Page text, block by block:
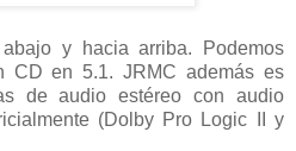
y hacia arriba. Podemos
CD en 5.1. JRMC además es
de audio estéreo con audio
(Dolby Pro Logic II y